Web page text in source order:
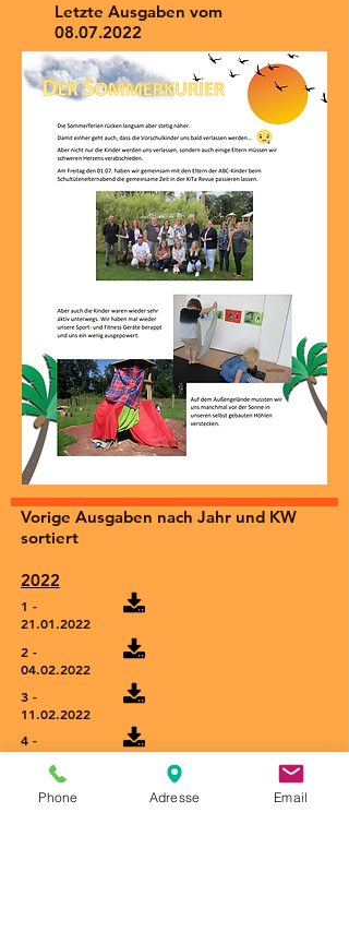
Letzte Ausgaben vom
08.07.2022
Vorige Ausgaben nach Jahr und KW
sortiert
2022
1 -
21.01.2022
2 -
04.02.2022
3 -
11.02.2022
4 -
25.02.2022
11.03.2022
Phone Adresse Email